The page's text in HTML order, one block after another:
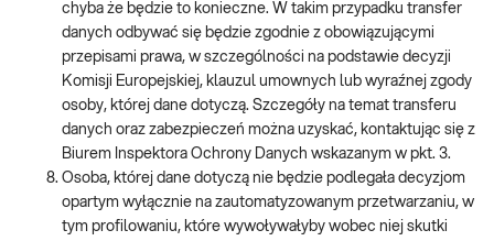
chyba że będzie to konieczne. W takim przypadku transfer
danych odbywać się będzie zgodnie z obowiązującymi
przepisami prawa, w szczególności na podstawie decyzji
Komisji Europejskiej, klauzul umownych lub wyraźnej zgody
osoby, której dane dotyczą. Szczegóły na temat transferu
danych oraz zabezpieczeń można uzyskać, kontaktując się z
Biurem Inspektora Ochrony Danych wskazanym w pkt. 3.
Osoba, której dane dotyczą nie będzie podlegała decyzjom
opartym wyłącznie na zautomatyzowanym przetwarzaniu, w
tym profilowaniu, które wywoływałyby wobec niej skutki